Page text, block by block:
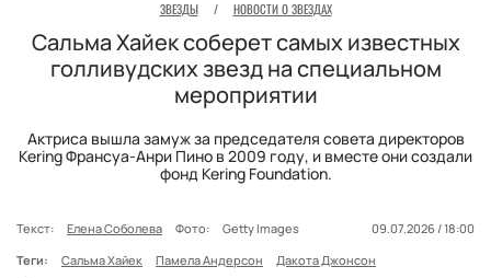
ЗВЕЗДЫ / НОВОСТИ О ЗВЕЗДАХ
Сальма Хайек соберет самых известных
голливудских звезд на специальном
мероприятии
Актриса вышла замуж за председателя совета директоров
Kering Франсуа-Анри Пино в 2009 году, и вместе они создали
фонд Kering Foundation.
Текст: Елена Соболева Фото: Getty Images
09.07.2026 / 18:00
Теги:
Сальма Хайек Памела Андерсон
Дакота Джонсон